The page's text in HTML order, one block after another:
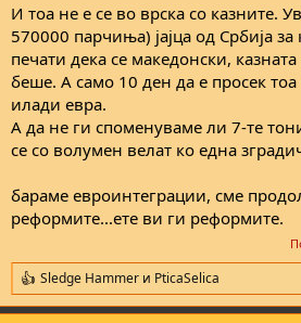
И тоа не е се во врска со казните.
570000 парчиња) јајца од Србија за
печати дека се македонски,
беше. А само 10 ден да е просек тоа
илади евра.
А да не ги споменуваме ли 7-те
се со волумен велат ко една
бараме евроинтеграции, сме
реформите...ете ви ги реформите.
R
e
Sledge Hammer и PticaSelica